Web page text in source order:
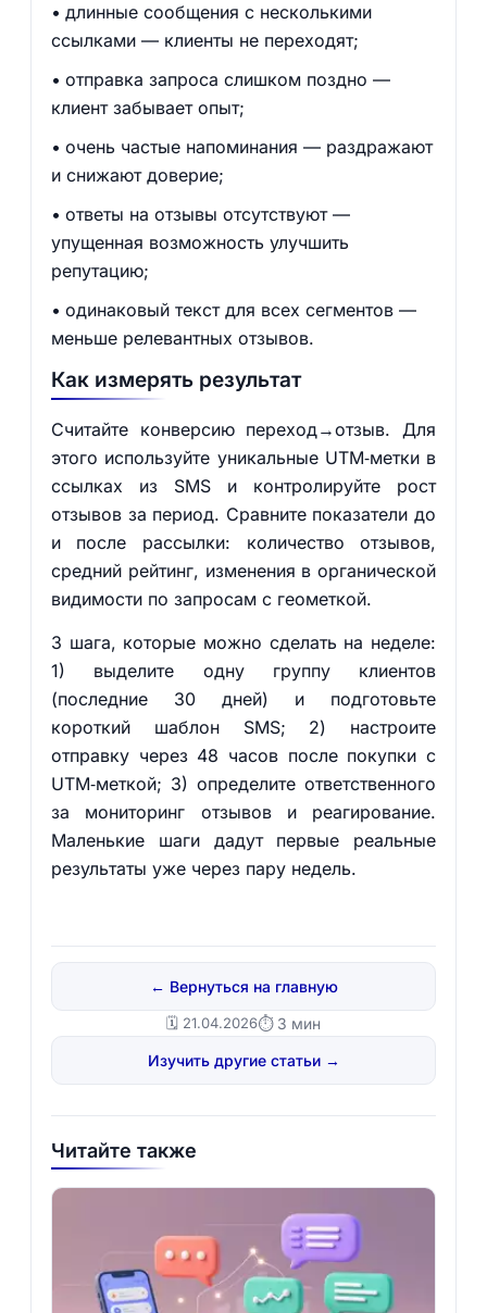
длинные сообщения с несколькими
ссылками — клиенты не переходят;
отправка запроса слишком поздно —
клиент забывает опыт;
очень частые напоминания — раздражают
и снижают доверие;
ответы на отзывы отсутствуют —
упущенная возможность улучшить
репутацию;
одинаковый текст для всех сегментов —
меньше релевантных отзывов.
Как измерять результат
Считайте конверсию переход→отзыв. Для
этого используйте уникальные UTM‑метки в
ссылках из SMS и контролируйте рост
отзывов за период. Сравните показатели до
и после рассылки: количество отзывов,
средний рейтинг, изменения в органической
видимости по запросам с геометкой.
3 шага, которые можно сделать на неделе:
1) выделите одну группу клиентов
(последние 30 дней) и подготовьте
короткий шаблон SMS; 2) настроите
отправку через 48 часов после покупки с
UTM‑меткой; 3) определите ответственного
за мониторинг отзывов и реагирование.
Маленькие шаги дадут первые реальные
результаты уже через пару недель.
← Вернуться на главную
🗓️ 21.04.2026⏱ 3 мин
Изучить другие статьи →
Читайте также